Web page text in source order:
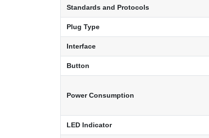
Standards and Protocols
Plug Type
Interface
Button
Power Consumption
LED Indicator